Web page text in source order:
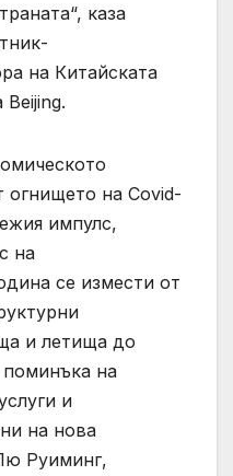
каза
на Китайската
Beijing.
огнището на Covid-
импулс,
на
се измести от
и летища до
на
и
на нова
Руиминг,